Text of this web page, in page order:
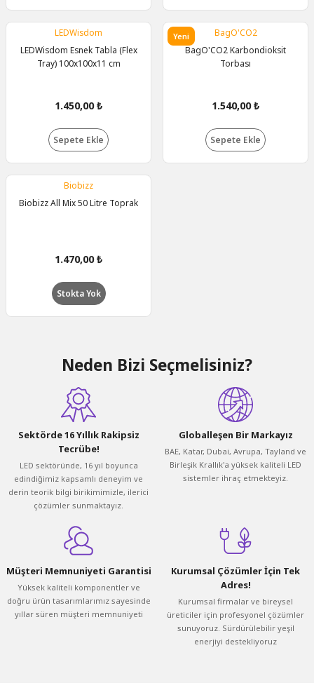
LEDWisdom
LEDWisdom Esnek Tabla (Flex
Tray) 100x100x11 cm
1.450,00 ₺
Sepete Ekle
Yeni
BagO'CO2
BagO'CO2 Karbondioksit
Torbası
1.540,00 ₺
Sepete Ekle
Biobizz
Biobizz All Mix 50 Litre Toprak
1.470,00 ₺
Stokta Yok
Neden Bizi Seçmelisiniz?
Sektörde 16 Yıllık Rakipsiz
Tecrübe!
LED sektöründe, 16 yıl boyunca
edindiğimiz kapsamlı deneyim ve
derin teorik bilgi birikimimizle, ilerici
çözümler sunmaktayız.
Globalleşen Bir Markayız
BAE, Katar, Dubai, Avrupa, Tayland ve
Birleşik Krallık'a yüksek kaliteli LED
sistemler ihraç etmekteyiz.
Müşteri Memnuniyeti Garantisi
Yüksek kaliteli komponentler ve
doğru ürün tasarımlarımız sayesinde
yıllar süren müşteri memnuniyeti
Kurumsal Çözümler İçin Tek
Adres!
Kurumsal firmalar ve bireysel
üreticiler için profesyonel çözümler
sunuyoruz. Sürdürülebilir yeşil
enerjiyi destekliyoruz